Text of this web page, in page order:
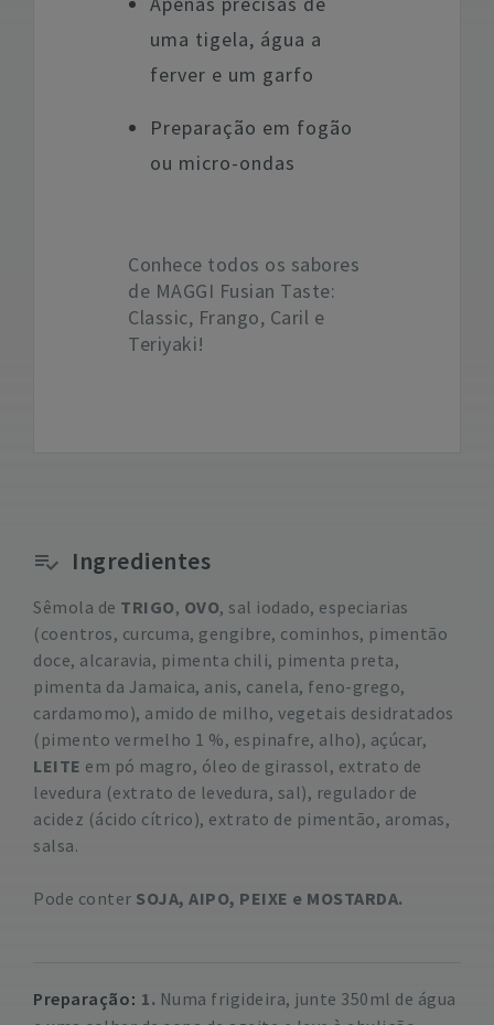
uma tigela, água a
ferver e um garfo
Preparação em fogão
ou micro-ondas
Conhece todos os sabores
de MAGGI Fusian Taste:
Classic, Frango, Caril e
Teriyaki!
Ingredientes
Sêmola de TRIGO, OVO, sal iodado, especiarias
(coentros, curcuma, gengibre, cominhos, pimentão
doce, alcaravia, pimenta chili, pimenta preta,
pimenta da Jamaica, anis, canela, feno-grego,
cardamomo), amido de milho, vegetais desidratados
(pimento vermelho 1 %, espinafre, alho), açúcar,
LEITE em pó magro, óleo de girassol, extrato de
levedura (extrato de levedura, sal), regulador de
acidez (ácido cítrico), extrato de pimentão, aromas,
salsa.
Pode conter SOJA, AIPO, PEIXE e MOSTARDA.
Preparação 1. Numa frigideira, junte 350ml de água